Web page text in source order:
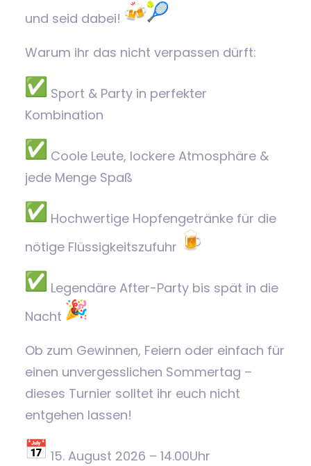
und seid dabei!
Warum ihr das nicht verpassen dürft:
Sport & Party in perfekter
Kombination
Coole Leute, lockere Atmosphäre &
jede Menge Spaß
Hochwertige Hopfengetränke für die
nötige Flüssigkeitszufuhr
Legendäre After-Party bis spät in die
Nacht
Ob zum Gewinnen, Feiern oder einfach für
einen unvergesslichen Sommertag –
dieses Turnier solltet ihr euch nicht
entgehen lassen!
15. August 2026 – 14.00Uhr